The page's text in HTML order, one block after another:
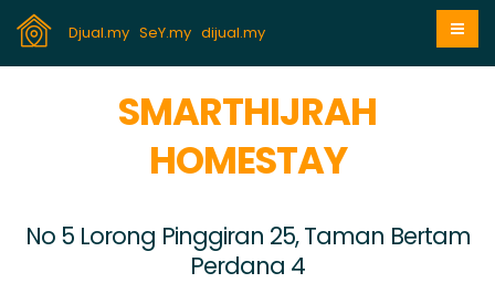
Djual.my SeY.my dijual.my
SMARTHIJRAH
HOMESTAY
No 5 Lorong Pinggiran 25, Taman Bertam
Perdana 4